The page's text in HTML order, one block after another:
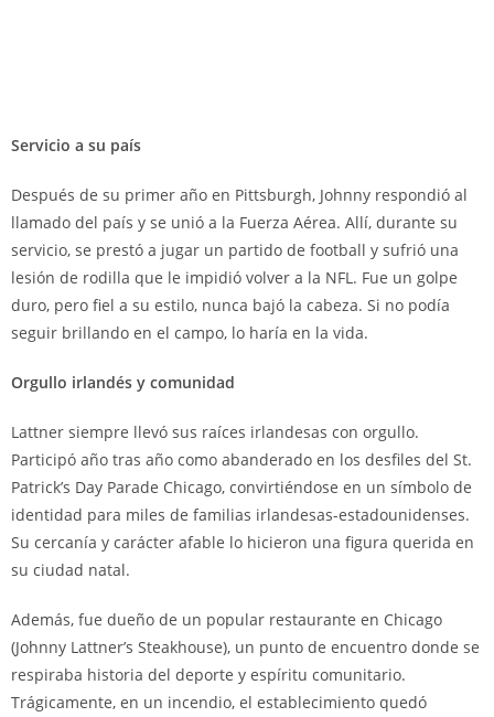
Servicio a su país
Después de su primer año en Pittsburgh, Johnny respondió al
llamado del país y se unió a la Fuerza Aérea. Allí, durante su
servicio, se prestó a jugar un partido de football y sufrió una
lesión de rodilla que le impidió volver a la NFL. Fue un golpe
duro, pero fiel a su estilo, nunca bajó la cabeza. Si no podía
seguir brillando en el campo, lo haría en la vida.
Orgullo irlandés y comunidad
Lattner siempre llevó sus raíces irlandesas con orgullo.
Participó año tras año como abanderado en los desfiles del St.
Patrick’s Day Parade Chicago, convirtiéndose en un símbolo de
identidad para miles de familias irlandesas-estadounidenses.
Su cercanía y carácter afable lo hicieron una figura querida en
su ciudad natal.
Además, fue dueño de un popular restaurante en Chicago
(Johnny Lattner’s Steakhouse), un punto de encuentro donde se
respiraba historia del deporte y espíritu comunitario.
Trágicamente, en un incendio, el establecimiento quedó